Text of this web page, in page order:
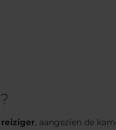
, aangezien de